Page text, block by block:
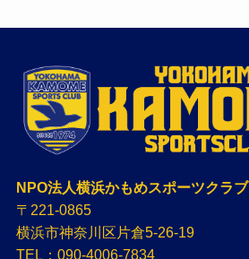
NPO法人横浜かもめスポーツクラブ
〒221-0865
横浜市神奈川区片倉5-26-19
TEL：090-4006-7834